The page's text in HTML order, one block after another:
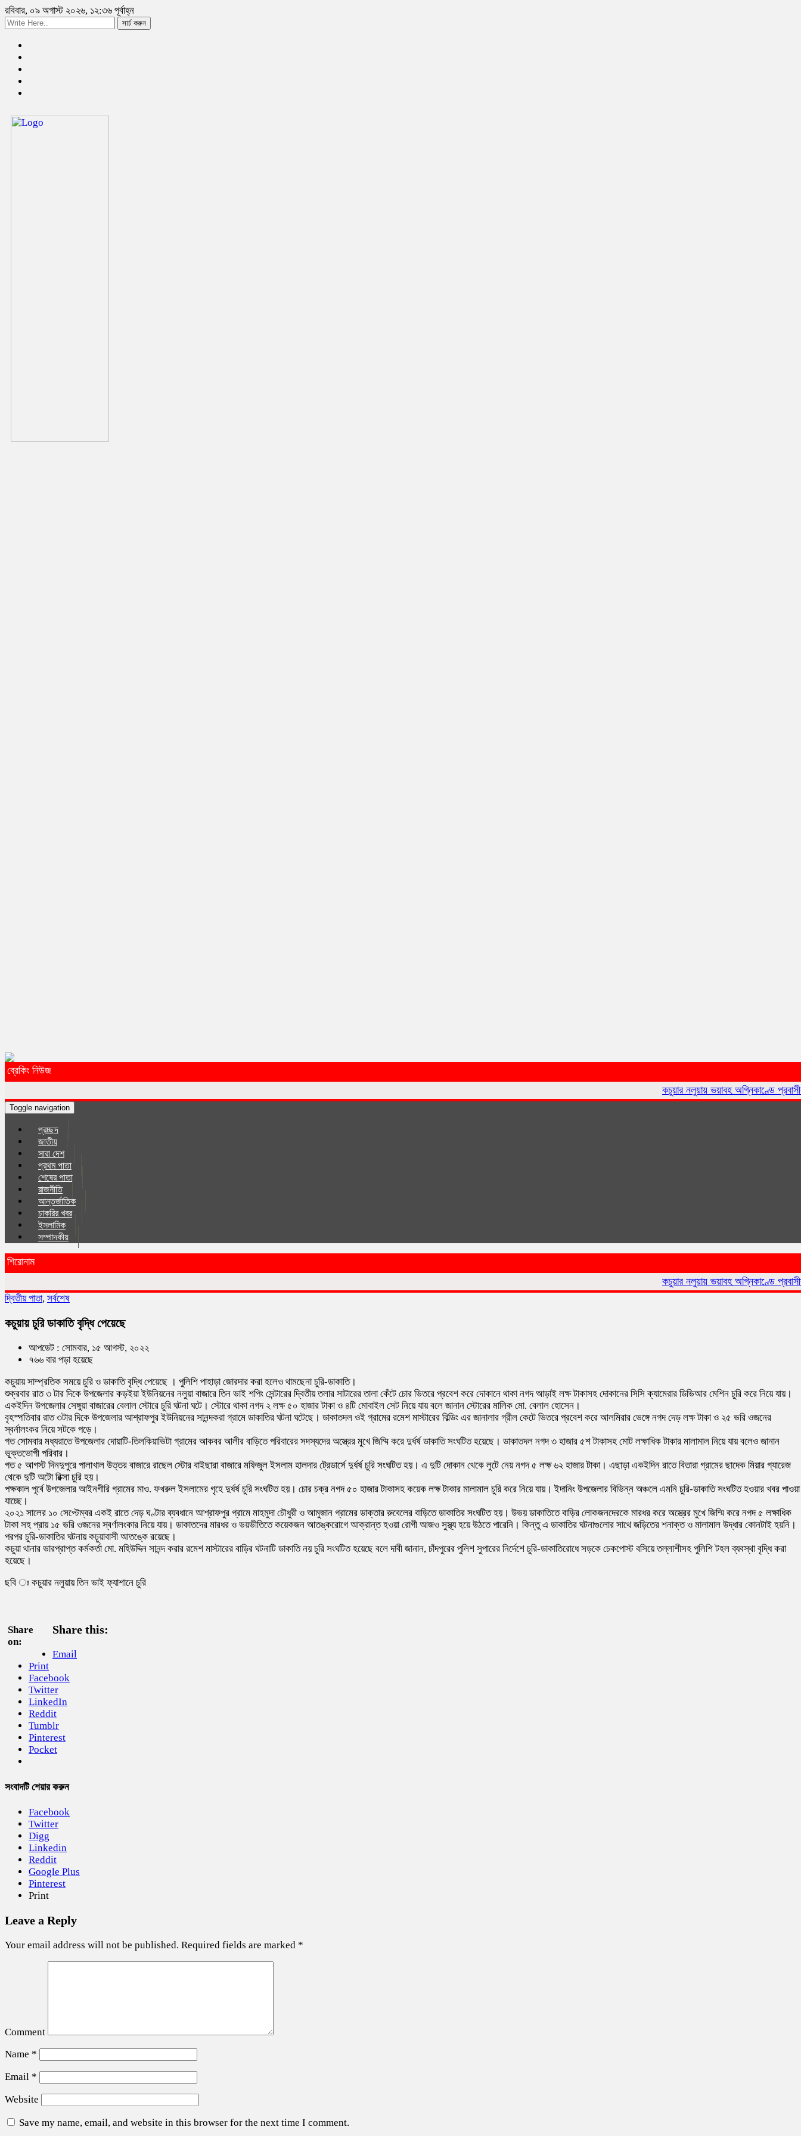
রবিবার, ০৯ অগাস্ট ২০২৬, ১২:৩৬ পূর্বাহ্ন
সার্চ করুন
ব্রেকিং নিউজ
কচুয়ার নলুয়ায় ভয়াবহ অগ্নিকাণ্ডে প্রবাসীর
Toggle navigation
প্রচ্ছদ
জাতীয়
সারা দেশ
প্রথম পাতা
শেষের পাতা
রাজনীতি
আন্তর্জাতিক
চাকরির খবর
ইসলা‌মিক
সম্পাদকীয়
শিরোনাম
কচুয়ার নলুয়ায় ভয়াবহ অগ্নিকাণ্ডে প্রবাসীর
দ্বিতীয় পাতা, সর্বশেষ
কচুয়ায় চুরি ডাকাতি বৃদ্ধি পেয়েছে
আপডেট : সোমবার, ১৫ আগস্ট, ২০২২
৭৬৬ বার পড়া হয়েছে
কচুয়ায় সাম্প্রতিক সময়ে চুরি ও ডাকাতি বৃদ্ধি পেয়েছে । পুলিশি পাহাড়া জোরদার করা হলেও থামছেনা চুরি-ডাকাতি।
শুক্রবার রাত ৩ টার দিকে উপজেলার কড়ইয়া ইউনিয়নের নলুয়া বাজারে তিন ভাই শপিং সেন্টারের দ্বিতীয় তলার সাটারের তালা কেঁটে চোর ভিতরে প্রবেশ করে দোকানে থাকা নগদ আড়াই লক্ষ টাকাসহ দোকানের সিসি ক্যামেরার ডিভিআর মেশিন চুরি করে নিয়ে যায়।
একইদিন উপজেলার সেঙ্গুয়া বাজারের বেলাল স্টোরে চুরি ঘটনা ঘটে। স্টোরে থাকা নগদ ২ লক্ষ ৫০ হাজার টাকা ও ৪টি মোবাইল সেট নিয়ে যায় বলে জানান স্টোরের মালিক মো. বেলাল হোসেন।
বৃহস্পতিবার রাত ৩টার দিকে উপজেলার আশ্রাফপুর ইউনিয়নের সানন্দকরা গ্রামে ডাকাতির ঘটনা ঘটেছে। ডাকাতদল ওই গ্রামের রমেশ মাস্টারের বিল্ডিং এর জানালার গ্রীল কেটে ভিতরে প্রবেশ করে আলমিরার ভেঙ্গে নগদ দেড় লক্ষ টাকা ও ২৫ ভরি ওজনের
স্বর্নালংকর নিয়ে সটকে পড়ে।
গত সোমবার মধ্যরাতে উপজেলার দোয়াটি-তিলকিয়াভিটা গ্রামের আকবর আলীর বাড়িতে পরিবারের সদস্যদের অস্ত্রের মুখে জিম্মি করে দুর্ধর্ষ ডাকাতি সংঘটিত হয়েছে। ডাকাতদল নগদ ৩ হাজার ৫শ টাকাসহ মোট লক্ষাধিক টাকার মালামাল নিয়ে যায় বলেও জানান
ভূক্তভোগী পরিবার।
গত ৫ আগস্ট দিনদুপুরে পালাখাল উত্তর বাজারে রাছেল স্টোর বাইছারা বাজারে মফিজুল ইসলাম হালদার ট্রেডার্সে দুর্ধর্ষ চুরি সংঘটিত হয়। এ দুটি দোকান থেকে লুটে নেয় নগদ ৫ লক্ষ ৬২ হাজার টাকা। এছাড়া একইদিন রাতে বিতারা গ্রামের ছাদেক মিয়ার গ্যারেজ
থেকে দুটি অটো রিক্সা চুরি হয়।
পক্ষকাল পূর্বে উপজেলার আইনগীরি গ্রামের মাও. ফখরুল ইসলামের গৃহে দুর্ধর্ষ চুরি সংঘটিত হয়। চোর চক্র নগদ ৫০ হাজার টাকাসহ কয়েক লক্ষ টাকার মালামাল চুরি করে নিয়ে যায়। ইদানিং উপজেলার বিভিন্ন অঞ্চলে এমনি চুরি-ডাকাতি সংঘটিত হওয়ার খবর পাওয়া
যাচ্ছে।
২০২১ সালের ১০ সেপ্টেম্বর একই রাতে দেড় ঘণ্টার ব্যবধানে আশ্রাফপুর গ্রামে মাহমুদা চৌধুরী ও আমুজান গ্রামের ডাক্তার রুবেলের বাড়িতে ডাকাতির সংঘটিত হয়। উভয় ডাকাতিতে বাড়ির লোকজনদেরকে মারধর করে অস্ত্রের মুখে জিম্মি করে নগদ ৫ লক্ষাধিক
টাকা সহ প্রায় ১৫ ভরি ওজনের স্বর্ণালংকার নিয়ে যায়। ডাকাতদের মারধর ও ভয়ভীতিতে কয়েকজন আতঙ্করোগে আক্রান্ত হওয়া রোগী আজও সুস্থ্য হয়ে উঠতে পারেনি। কিন্তু এ ডাকাতির ঘটনাগুলোর সাথে জড়িতের শনাক্ত ও মালামাল উদ্ধার কোনটাই হয়নি।
পরপর চুরি-ডাকাতির ঘটনায় কঢ়ুয়াবাসী আতঙ্কে রয়েছে।
কচুয়া থানার ভারপ্রাপ্ত কর্মকর্তা মো. মহিউদ্দিন সানন্দ করার রমেশ মাস্টারের বাড়ির ঘটনাটি ডাকাতি নয় চুরি সংঘটিত হয়েছে বলে দাবী জানান, চাঁদপুরের পুলিশ সুপারের নির্দেশে চুরি-ডাকাতিরোধে সড়কে চেকপোস্ট বসিয়ে তল্লাশীসহ পুলিশি টহল ব্যবস্থা বৃদ্ধি করা
হয়েছে।
ছবি ঃ কচুয়ার নলুয়ায় তিন ভাই ফ্যাশানে চুরি
Share
on:
Share this:
Email
Print
Facebook
Twitter
LinkedIn
Reddit
Tumblr
Pinterest
Pocket
সংবাদটি শেয়ার করুন
Facebook
Twitter
Digg
Linkedin
Reddit
Google Plus
Pinterest
Print
Leave a Reply
Your email address will not be published. Required fields are marked *
Comment
Name *
Email *
Website
Save my name, email, and website in this browser for the next time I comment.